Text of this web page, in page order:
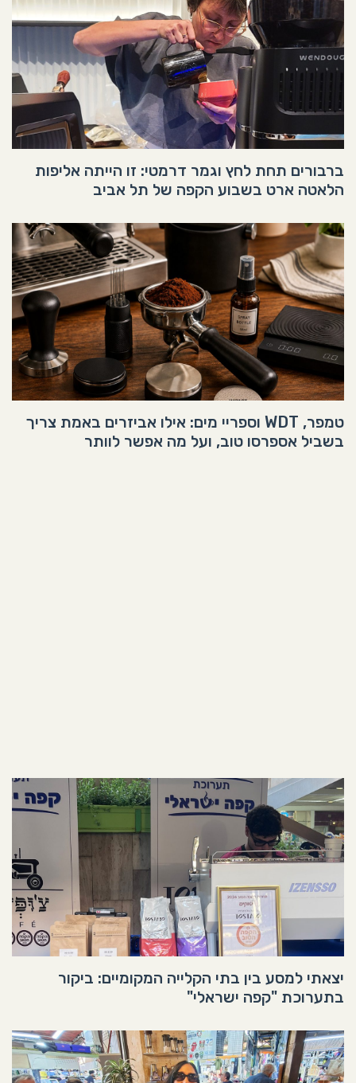
ברבורים תחת לחץ וגמר דרמטי: זו הייתה אליפות
הלאטה ארט בשבוע הקפה של תל אביב
טמפר, WDT וספריי מים: אילו אביזרים באמת צריך
בשביל אספרסו טוב, ועל מה אפשר לוותר
יצאתי למסע בין בתי הקלייה המקומיים: ביקור
בתערוכת "קפה ישראלי"